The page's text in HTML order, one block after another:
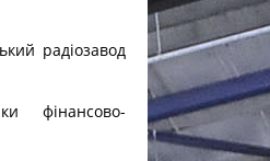
радіозавод
фінансово-